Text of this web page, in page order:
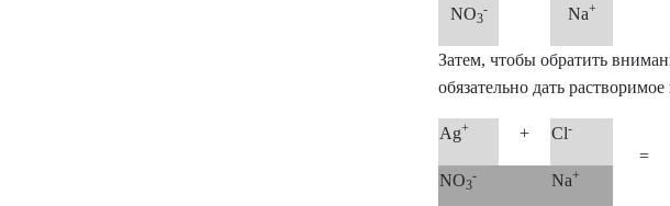
NO3
- Na+
Затем, чтобы обратить
обязательно дать
Ag+ + Cl-
=
NO3
- Na+